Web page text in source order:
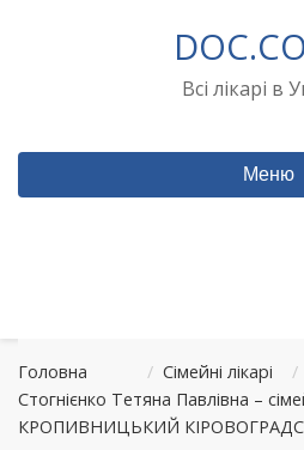
Всі лікарі в
Меню
Головна / Сімейні лікарі
/
Стогнієнко Тетяна Павлівна –
КРОПИВНИЦЬКИЙ